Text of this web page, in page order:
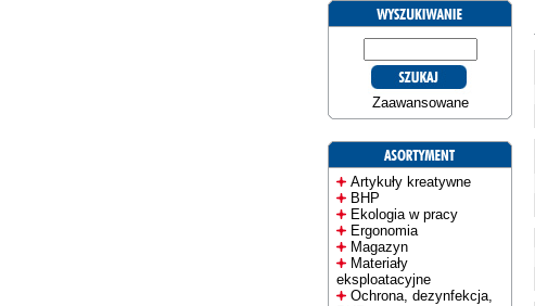
Zaawansowane
Artykuły kreatywne
BHP
Ekologia w pracy
Ergonomia
Magazyn
Materiały
eksploatacyjne
Ochrona, dezynfekcja,